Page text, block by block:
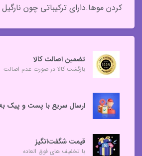
کردن موها.دارای ترکیباتی چون نارگیل
تضمین اصالت کالا
بازگشت کالا در صورت عدم اصالت
ارسال سریع با پست و پیک به
قیمت شگفت‌انگیز
با تخفیف های فوق العاده